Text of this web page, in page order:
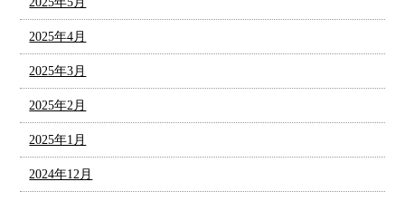
2025年4月
2025年3月
2025年2月
2025年1月
2024年12月